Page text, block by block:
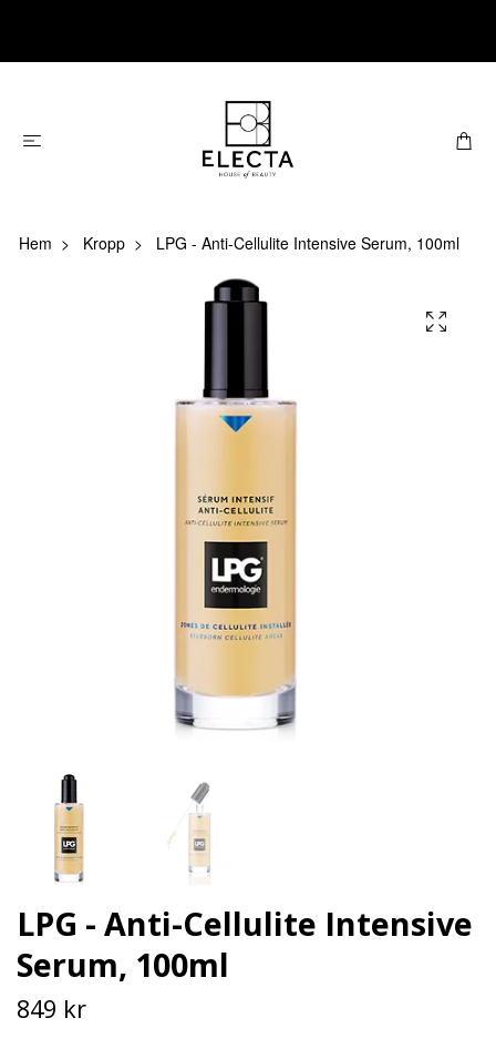
Hem Kropp LPG - Anti-Cellulite Intensive Serum, 100ml
LPG - Anti-Cellulite Intensive
Serum, 100ml
849 kr